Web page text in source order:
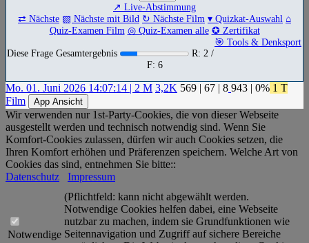
↗ Live-Abstimmung
⇄ Nächste ▧ Nächste mit Bild ↻ Nächste Film ▾ Quizkat-Auswahl ⌂
Quiz-Examen Film ◎ Quiz-Examen alle ✪ Zertifikat
🎯 Tools & Denksport
Diese Frage Gesamtergebnis
R: 2 /
F: 6
Mo. 01. Juni 2026 14:07:14 | 2 M 3,2K 569 | 67 | 8 943 | 0% 1 T
Film
App Ansicht
Wir verwenden nur 1st-Party-Cookies, die von dieser Webseite
ausgestellt werden und technisch notwendig sind. Wenn Sie
Komfort-Cookies zulassen, dürfen wir auch Cookies setzen, die
Ihren Komfort erhöhen und Präferenzen speichern. Welche Art von
Cookies das sind, entnehmen Sie bitte::
Datenschutz
Impressum
Notwendige
(Pflichtfeld: kann nicht abgewählt werden.
Notwendige Cookies helfen dabei, eine Webseite
nutzbar zu machen, indem sie Grundfunktionen wie
Seitennavigation und Zugriff auf sichere Bereiche